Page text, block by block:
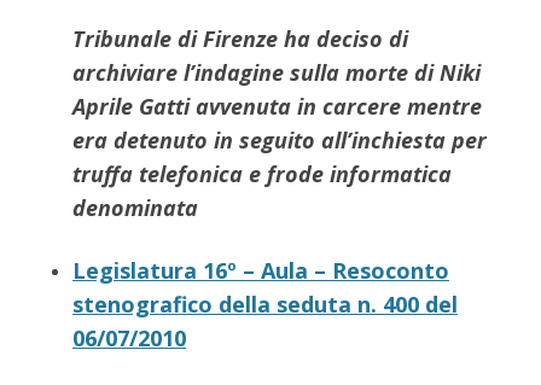
Tribunale di Firenze ha deciso di
archiviare l’indagine sulla morte diNiki
Aprile Gattiavvenuta in carcere mentre
era detenuto in seguito all’inchiesta per
truffa telefonica e frode informatica
denominata
Legislatura 16º – Aula – Resoconto
stenografico della seduta n. 400 del
06/07/2010